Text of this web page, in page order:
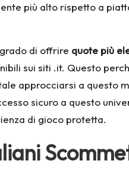
più alto rispetto a
di offrire quote più
sui siti .it. Questo
approcciarsi a questo
sicuro a questo
di gioco protetta.